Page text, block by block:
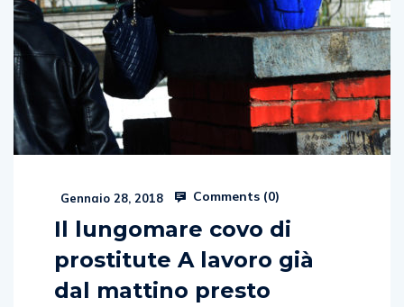
Gennaio 28, 2018 Comments (0)
Il lungomare covo di
prostitute A lavoro già
dal mattino presto